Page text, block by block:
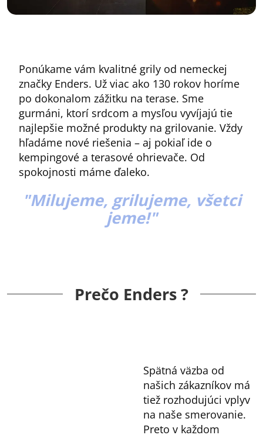
Ponúkame vám kvalitné grily od nemeckej
značky Enders. Už viac ako 130 rokov horíme
po dokonalom zážitku na terase. Sme
gurmáni, ktorí srdcom a mysľou vyvíjajú tie
najlepšie možné produkty na grilovanie. Vždy
hľadáme nové riešenia – aj pokiaľ ide o
kempingové a terasové ohrievače. Od
spokojnosti máme ďaleko.
"Milujeme, grilujeme, všetci
jeme!"
Prečo Enders ?
Spätná väzba od
našich zákazníkov má
tiež rozhodujúci vplyv
na naše smerovanie.
Preto v každom